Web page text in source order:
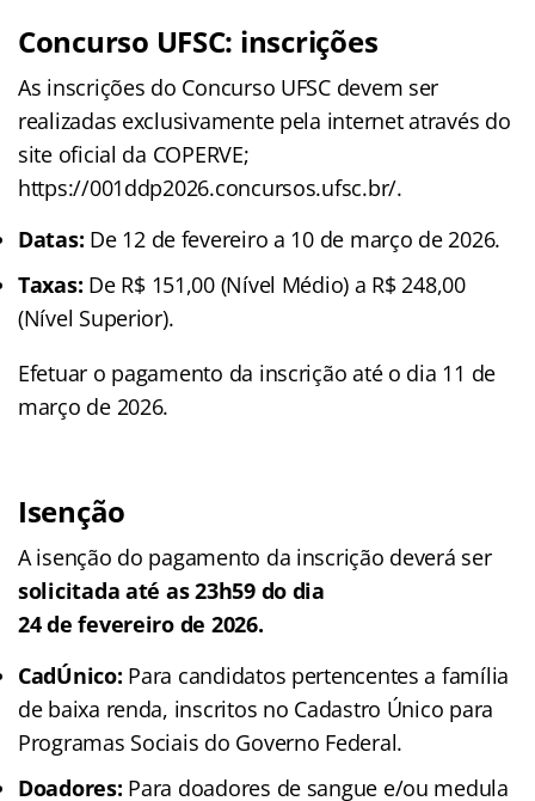
Concurso UFSC: inscrições
As inscrições do Concurso UFSC devem ser
realizadas exclusivamente pela internet através do
site oficial da COPERVE;
https://001ddp2026.concursos.ufsc.br/.
Datas: De 12 de fevereiro a 10 de março de 2026.
Taxas: De R$ 151,00 (Nível Médio) a R$ 248,00
(Nível Superior).
Efetuar o pagamento da inscrição até o dia 11 de
março de 2026.
Isenção
A isenção do pagamento da inscrição deverá ser
solicitada até as 23h59 do dia
24 de fevereiro de 2026.
CadÚnico: Para candidatos pertencentes a família
de baixa renda, inscritos no Cadastro Único para
Programas Sociais do Governo Federal.
Doadores: Para doadores de sangue e/ou medula